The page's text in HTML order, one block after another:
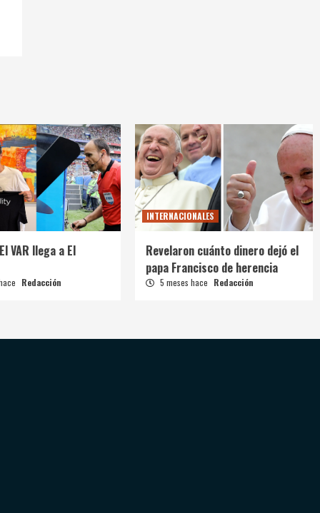
VAR llega a El
Redacción
INTERNACIONALES
Revelaron cuánto dinero dejó el
papa Francisco de herencia
5 meses hace Redacción